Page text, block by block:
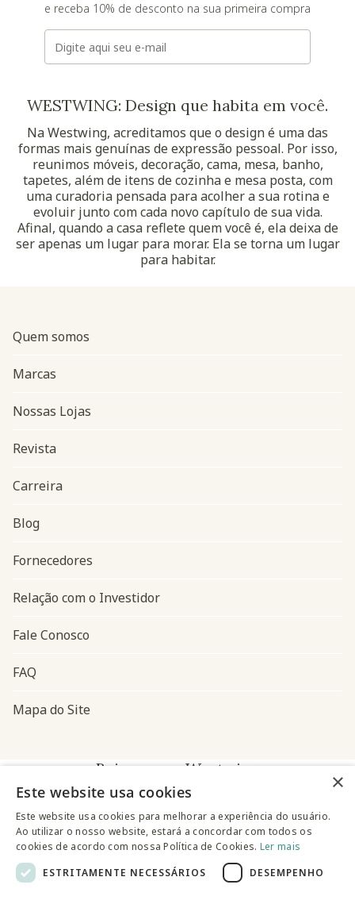
e receba 10% de desconto na sua primeira compra
E-mail
WESTWING: Design que habita em você.
Na Westwing, acreditamos que o design é uma das
formas mais genuínas de expressão pessoal. Por isso,
reunimos móveis, decoração, cama, mesa, banho,
tapetes, além de itens de cozinha e mesa posta, com
uma curadoria pensada para acolher a sua rotina e
evoluir junto com cada novo capítulo de sua vida.
Afinal, quando a casa reflete quem você é, ela deixa de
ser apenas um lugar para morar. Ela se torna um lugar
para habitar.
Navegação do rodapé
Quem somos
Marcas
Nossas Lojas
Revista
Carreira
Blog
Fornecedores
Relação com o Investidor
Fale Conosco
FAQ
Mapa do Site
Baixe o app Westwing
×
Este website usa cookies
Este website usa cookies para melhorar a experiência do usuário.
Ao utilizar o nosso website, estará a concordar com todos os
cookies de acordo com nossa Política de Cookies. Ler mais
ESTRITAMENTE NECESSÁRIOS
DESEMPENHO